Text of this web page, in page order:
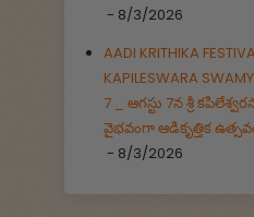
- 8/3/2026
AADI KRITHIKA
KAPILESWARA
7 _ ఆగస్టు 7న శ్రీ
వైభవంగా ఆడికృత్తిక
- 8/3/2026